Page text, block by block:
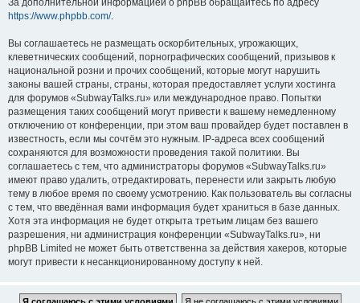
За дополнительной информацией о phpBB обращайтесь по адресу
https://www.phpbb.com/.
Вы соглашаетесь не размещать оскорбительных, угрожающих,
клеветнических сообщений, порнографических сообщений, призывов к
национальной розни и прочих сообщений, которые могут нарушить
законы вашей страны, страны, которая предоставляет услуги хостинга
для форумов «SubwayTalks.ru» или международное право. Попытки
размещения таких сообщений могут привести к вашему немедленному
отключению от конференции, при этом ваш провайдер будет поставлен в
известность, если мы сочтём это нужным. IP-адреса всех сообщений
сохраняются для возможности проведения такой политики. Вы
соглашаетесь с тем, что администраторы форумов «SubwayTalks.ru»
имеют право удалить, отредактировать, перенести или закрыть любую
тему в любое время по своему усмотрению. Как пользователь вы согласны
с тем, что введённая вами информация будет храниться в базе данных.
Хотя эта информация не будет открыта третьим лицам без вашего
разрешения, ни администрация конференции «SubwayTalks.ru», ни
phpBB Limited не может быть ответственна за действия хакеров, которые
могут привести к несанкционированному доступу к ней.